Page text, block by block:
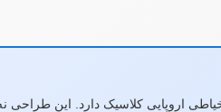
کلاسیک دارد. این طراحی نه